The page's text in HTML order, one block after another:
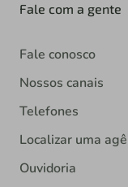
Fale com a gente
Fale conosco
Nossos canais
Telefones
Localizar uma
Ouvidoria